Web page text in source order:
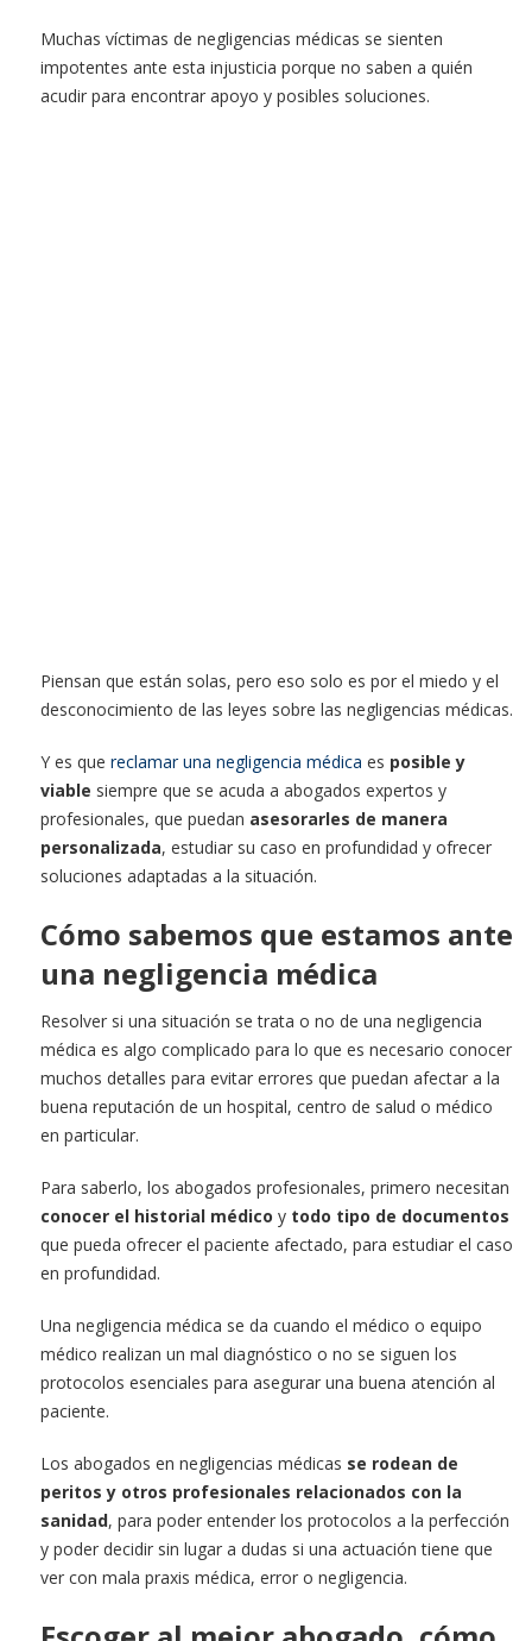
Muchas víctimas de negligencias médicas se sienten
impotentes ante esta injusticia porque no saben a quién
acudir para encontrar apoyo y posibles soluciones.
Piensan que están solas, pero eso solo es por el miedo y el
desconocimiento de las leyes sobre las negligencias médicas.
Y es que reclamar una negligencia médica es posible y
viable siempre que se acuda a abogados expertos y
profesionales, que puedan asesorarles de manera
personalizada, estudiar su caso en profundidad y ofrecer
soluciones adaptadas a la situación.
Cómo sabemos que estamos ante
una negligencia médica
Resolver si una situación se trata o no de una negligencia
médica es algo complicado para lo que es necesario conocer
muchos detalles para evitar errores que puedan afectar a la
buena reputación de un hospital, centro de salud o médico
en particular.
Para saberlo, los abogados profesionales, primero necesitan
conocer el historial médico y todo tipo de documentos
que pueda ofrecer el paciente afectado, para estudiar el caso
en profundidad.
Una negligencia médica se da cuando el médico o equipo
médico realizan un mal diagnóstico o no se siguen los
protocolos esenciales para asegurar una buena atención al
paciente.
Los abogados en negligencias médicas se rodean de
peritos y otros profesionales relacionados con la
sanidad, para poder entender los protocolos a la perfección
y poder decidir sin lugar a dudas si una actuación tiene que
ver con mala praxis médica, error o negligencia.